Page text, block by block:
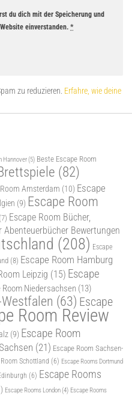
du dich mit der Speicherung und
einverstanden. *
zu reduzieren. Erfahre, wie deine
Hannover(5) Beste Escape Room
(82)
Amsterdam (10) Escape
(9) Escape Room
(7) Escape Room Bücher,
Abenteuerbücher Bewertungen
(208) Escape
(8) Escape Room Hamburg
Leipzig (15) Escape
Room Niedersachsen (13)
(63) Escape
Room Review
(9) Escape Room
(21) Escape Room Sachsen-
Room Schottland (6) Escape Rooms Dortmund
(6) Escape Rooms
Escape Rooms London(4) Escape Rooms